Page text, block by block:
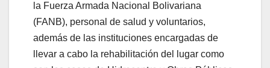
la Fuerza Armada Nacional Bolivariana
(FANB), personal de salud y voluntarios,
además de las instituciones encargadas de
llevar a cabo la rehabilitación del lugar como